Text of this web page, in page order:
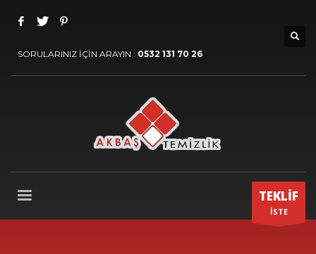
SORULARINIZ İÇİN ARAYIN : 0532 131 70 26
TEKLİF
İSTE